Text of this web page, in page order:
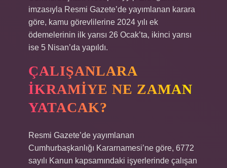
imzasıyla Resmi Gazete’de yayımlanan karara
göre, kamu görevlilerine 2024 yılı ek
ödemelerinin ilk yarısı 26 Ocak’ta, ikinci yarısı
ise 5 Nisan’da yapıldı.
ÇALIŞANLARA
IKRAMIYE NE ZAMAN
YATACAK?
Resmi Gazete’de yayımlanan
Cumhurbaşkanlığı Kararnamesi’ne göre, 6772
sayılı Kanun kapsamındaki işyerlerinde çalışan